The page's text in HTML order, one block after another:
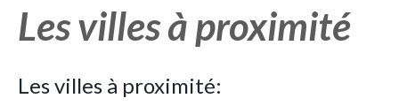
Les villes à proximité
Les villes à proximité: